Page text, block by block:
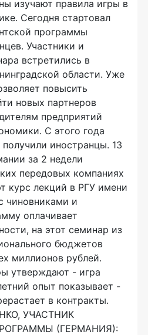
изучают правила игры в
Сегодня стартовал
программы
Участники и
встретились в
области. Уже
повысить
новых партнеров
предприятий
С этого года
иностранцы. 13
за 2 недели
передовых компаниях
курс лекций в РГУ имени
чиновниками и
оплачивает
на этот семинар из
бюджетов
миллионов рублей.
утверждают - игра
опыт показывает -
в контракты.
УЧАСТНИК
(ГЕРМАНИЯ):